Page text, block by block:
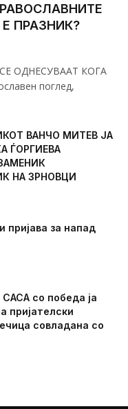
ПРАЗНИК?
ОДНЕСУВААТ КОГА
поглед,
ВАНЧО МИТЕВ ЈА
ЃОРГИЕВА
НА ЗРНОВЦИ
пријава за напад
со победа ја
пријателски
совладана со